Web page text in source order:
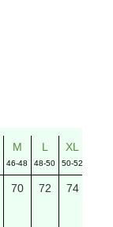
M
46-48
L
48-50
XL
50-52
70 72 74